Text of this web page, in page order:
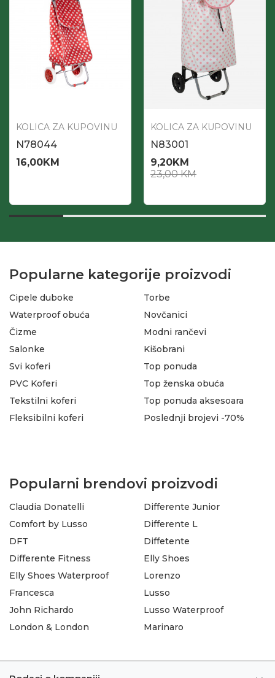
KOLICA ZA KUPOVINU
N78044
16,00KM
KOLICA ZA KUPOVINU
N83001
9,20KM
23,00KM
Popularne kategorije proizvodi
Cipele duboke
Waterproof obuća
Čizme
Salonke
Torbe
Novčanici
Modni rančevi
Kišobrani
Svi koferi
PVC Koferi
Tekstilni koferi
Fleksibilni koferi
Top ponuda
Top ženska obuća
Top ponuda aksesoara
Poslednji brojevi -70%
Popularni brendovi proizvodi
Claudia Donatelli
Comfort by Lusso
DFT
Differente Fitness
Differente Junior
Differente L
Diffetente
Elly Shoes
Elly Shoes Waterproof
Francesca
John Richardo
London & London
Lorenzo
Lusso
Lusso Waterproof
Marinaro